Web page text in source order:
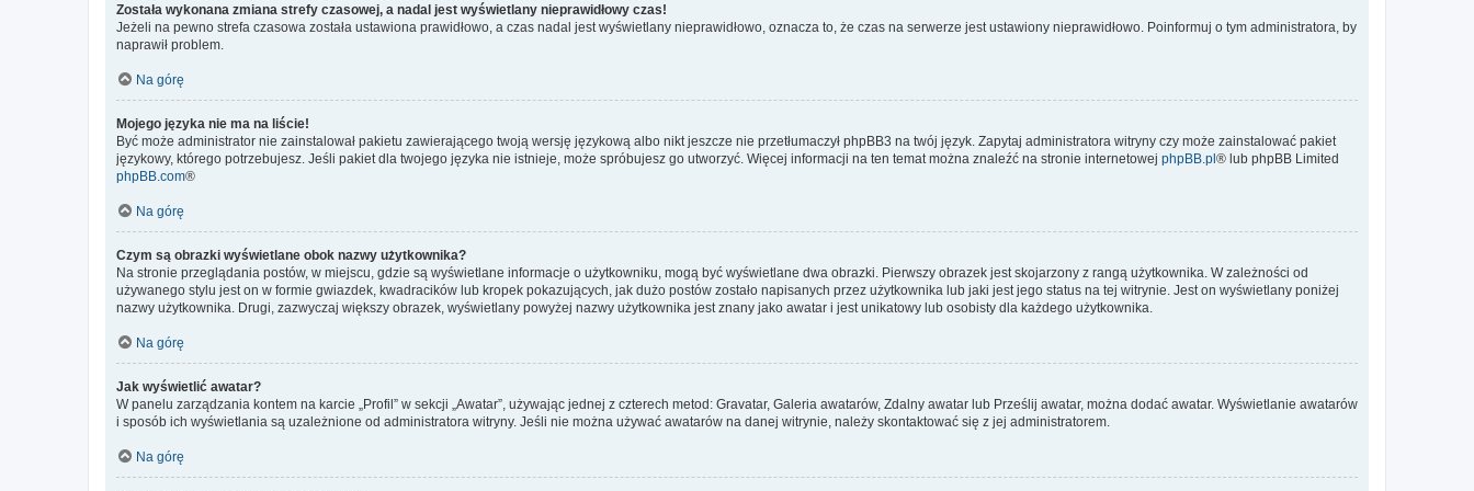
Została wykonana zmiana strefy czasowej, a nadal jest wyświetlany nieprawidłowy czas!
Jeżeli na pewno strefa czasowa została ustawiona prawidłowo, a czas nadal jest wyświetlany nieprawidłowo, oznacza to, że czas na serwerze jest ustawiony nieprawidłowo. Poinformuj o tym administratora, by
naprawił problem.
Na górę
Mojego języka nie ma na liście!
Być może administrator nie zainstalował pakietu zawierającego twoją wersję językową albo nikt jeszcze nie przetłumaczył phpBB3 na twój język. Zapytaj administratora witryny czy może zainstalować pakiet
językowy, którego potrzebujesz. Jeśli pakiet dla twojego języka nie istnieje, może spróbujesz go utworzyć. Więcej informacji na ten temat można znaleźć na stronie internetowej phpBB.pl® lub phpBB Limited
phpBB.com®
Na górę
Czym są obrazki wyświetlane obok nazwy użytkownika?
Na stronie przeglądania postów, w miejscu, gdzie są wyświetlane informacje o użytkowniku, mogą być wyświetlane dwa obrazki. Pierwszy obrazek jest skojarzony z rangą użytkownika. W zależności od
używanego stylu jest on w formie gwiazdek, kwadracików lub kropek pokazujących, jak dużo postów zostało napisanych przez użytkownika lub jaki jest jego status na tej witrynie. Jest on wyświetlany poniżej
nazwy użytkownika. Drugi, zazwyczaj większy obrazek, wyświetlany powyżej nazwy użytkownika jest znany jako awatar i jest unikatowy lub osobisty dla każdego użytkownika.
Na górę
Jak wyświetlić awatar?
W panelu zarządzania kontem na karcie „Profil” w sekcji „Awatar”, używając jednej z czterech metod: Gravatar, Galeria awatarów, Zdalny awatar lub Prześlij awatar, można dodać awatar. Wyświetlanie awatarów
i sposób ich wyświetlania są uzależnione od administratora witryny. Jeśli nie można używać awatarów na danej witrynie, należy skontaktować się z jej administratorem.
Na górę